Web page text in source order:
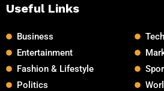
Useful Links
Business
Entertainment
Fashion & Lifestyle
Politics